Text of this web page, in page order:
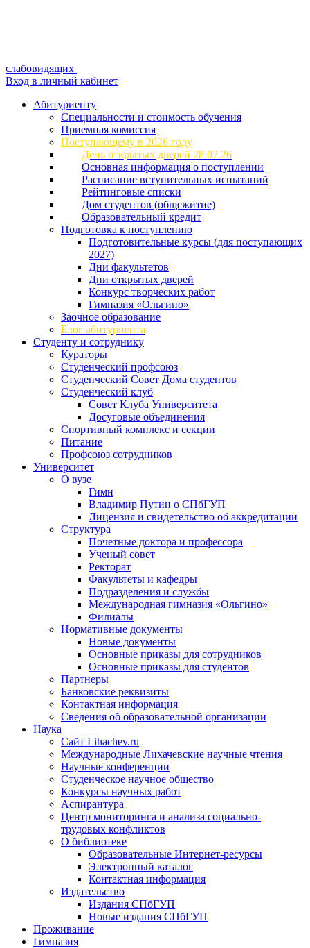
слабовидящих
Вход в личный кабинет
Абитуриенту
Специальности и стоимость обучения
Приемная комиссия
Поступающему в 2026 году
День открытых дверей 28.07.26
Основная информация о поступлении
Расписание вступительных испытаний
Рейтинговые списки
Дом студентов (общежитие)
Образовательный кредит
Подготовка к поступлению
Подготовительные курсы (для поступающих
2027)
Дни факультетов
Дни открытых дверей
Конкурс творческих работ
Гимназия «Ольгино»
Заочное образование
Блог абитуриента
Студенту и сотруднику
Кураторы
Студенческий профсоюз
Студенческий Совет Дома студентов
Студенческий клуб
Совет Клуба Университета
Досуговые объединения
Спортивный комплекс и секции
Питание
Профсоюз сотрудников
Университет
О вузе
Гимн
Владимир Путин о СПбГУП
Лицензия и свидетельство об аккредитации
Структура
Почетные доктора и профессора
Ученый совет
Ректорат
Факультеты и кафедры
Подразделения и службы
Международная гимназия «Ольгино»
Филиалы
Нормативные документы
Новые документы
Основные приказы для сотрудников
Основные приказы для студентов
Партнеры
Банковские реквизиты
Контактная информация
Сведения об образовательной организации
Наука
Сайт Lihachev.ru
Международные Лихачевские научные чтения
Научные конференции
Студенческое научное общество
Конкурсы научных работ
Аспирантура
Центр мониторинга и анализа социально-
трудовых конфликтов
О библиотеке
Образовательные Интернет-ресурсы
Электронный каталог
Контактная информация
Издательство
Издания СПбГУП
Новые издания СПбГУП
Проживание
Гимназия